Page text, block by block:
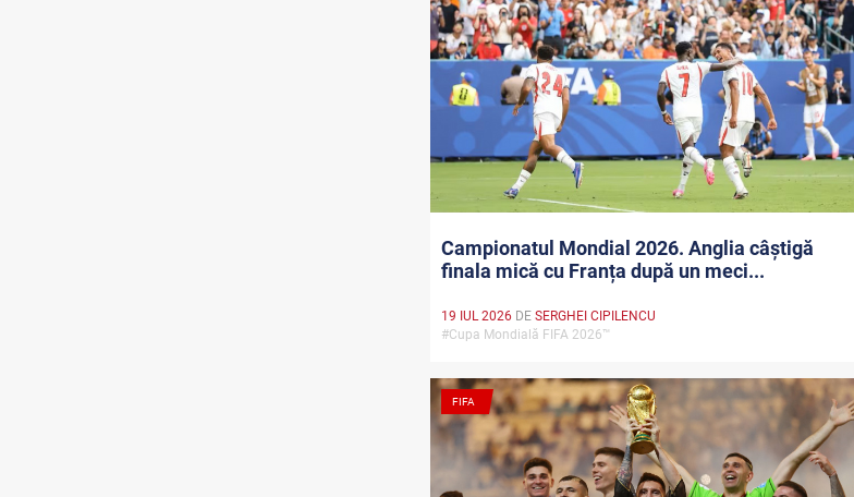
Campionatul Mondial 2026. Anglia câștigă
finala mică cu Franța după un meci...
19 IUL 2026DE SERGHEI CIPILENCU
#Cupa Mondială FIFA 2026™
FIFA